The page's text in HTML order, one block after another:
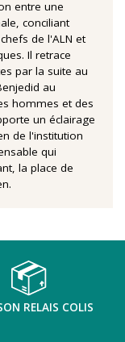
entre une
conciliant
de l'ALN et
Il retrace
par la suite au
au
hommes et des
un éclairage
de l'institution
qui
la place de
RELAIS COLIS